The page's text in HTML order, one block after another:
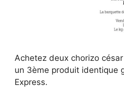
Achetez deux chorizo
un 3ème produit identique
Express.